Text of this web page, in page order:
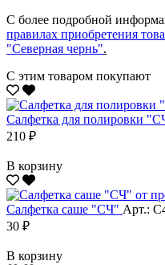
С более подробной
правилах приобретения
"Северная чернь".
С этим товаром покупают
Салфетка для полировки
210 ₽
В корзину
Салфетка саше "CЧ" Арт.:
30 ₽
В корзину